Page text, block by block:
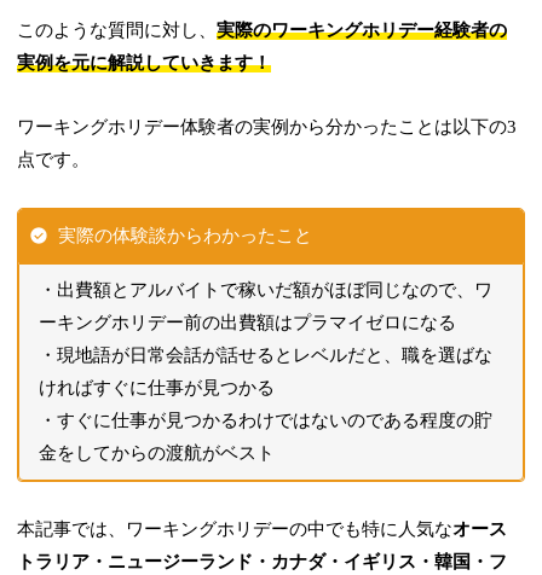
このような質問に対し、実際のワーキングホリデー経験者の
実例を元に解説していきます！
ワーキングホリデー体験者の実例から分かったことは以下の3
点です。
実際の体験談からわかったこと
出費額とアルバイトで稼いだ額がほぼ同じなので、ワ
ーキングホリデー前の出費額はプラマイゼロになる
現地語が日常会話が話せるとレベルだと、職を選ばな
ければすぐに仕事が見つかる
すぐに仕事が見つかるわけではないのである程度の貯
金をしてからの渡航がベスト
本記事では、ワーキングホリデーの中でも特に人気なオース
トラリア・ニュージーランド・カナダ・イギリス・韓国・フ